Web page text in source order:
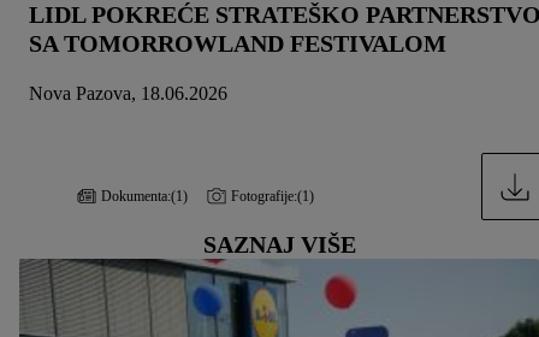
LIDL POKREĆE STRATEŠKO
SA TOMORROWLAND FESTIVALOM
Nova Pazova, 18.06.2026
Dokumenta:(1) Fotografije:(1)
SAZNAJ VIŠE